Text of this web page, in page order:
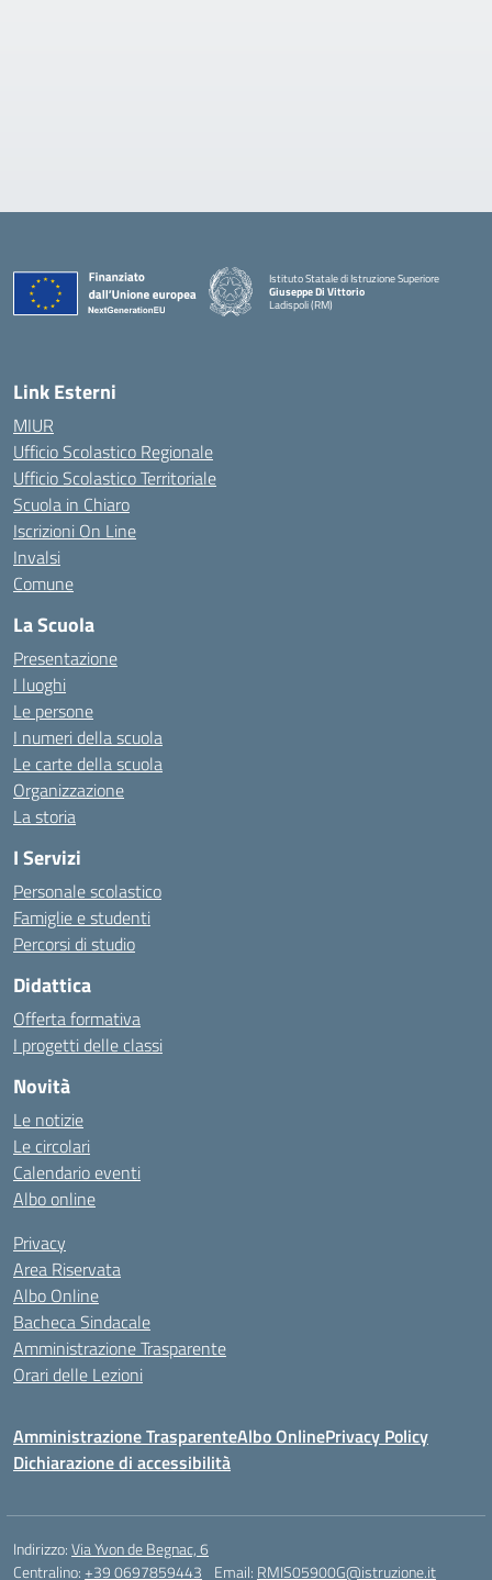
Istituto Statale di Istruzione Superiore
Giuseppe Di Vittorio
Ladispoli (RM)
Link Esterni
MIUR
Ufficio Scolastico Regionale
Ufficio Scolastico Territoriale
Scuola in Chiaro
Iscrizioni On Line
Invalsi
Comune
La Scuola
Presentazione
I luoghi
Le persone
I numeri della scuola
Le carte della scuola
Organizzazione
La storia
I Servizi
Personale scolastico
Famiglie e studenti
Percorsi di studio
Didattica
Offerta formativa
I progetti delle classi
Novità
Le notizie
Le circolari
Calendario eventi
Albo online
Privacy
Area Riservata
Albo Online
Bacheca Sindacale
Amministrazione Trasparente
Orari delle Lezioni
Amministrazione TrasparenteAlbo OnlinePrivacy Policy
Dichiarazione di accessibilità
Indirizzo:Via Yvon de Begnac, 6
Centralino:+39 0697859443 Email: RMIS05900G@istruzione.it